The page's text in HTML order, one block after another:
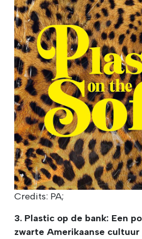
Credits: PA;
3. Plastic op de bank: Een
zwarte Amerikaanse cultuur